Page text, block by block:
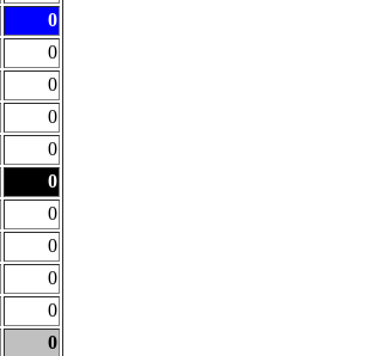
0
0
0
0
0
0
0
0
0
0
0